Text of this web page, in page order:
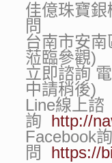
佳億珠寶
問
台南市安
蒞臨參觀)
立即諮詢
中請稍後)
Line線上諮
詢 http://
Facebook詢
問 https://